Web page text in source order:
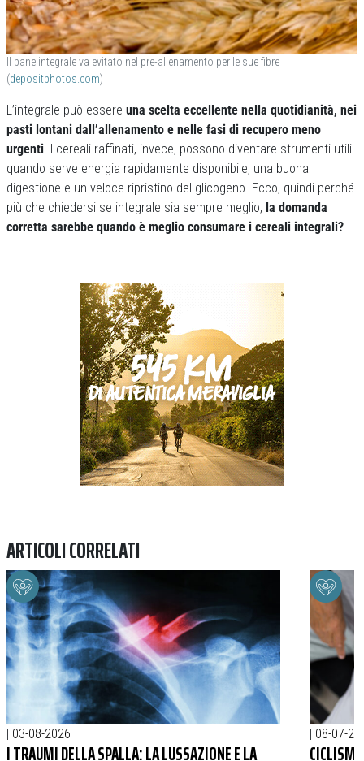
Il pane integrale va evitato nel pre-allenamento per le sue fibre
(depositphotos.com)
L’integrale può essere una scelta eccellente nella quotidianità, nei
pasti lontani dall’allenamento e nelle fasi di recupero meno
urgenti. I cereali raffinati, invece, possono diventare strumenti utili
quando serve energia rapidamente disponibile, una buona
digestione e un veloce ripristino del glicogeno. Ecco, quindi perché
più che chiedersi se integrale sia sempre meglio, la domanda
corretta sarebbe quando è meglio consumare i cereali integrali?
Previous
ARTICOLI CORRELATI
| 03-08-2026
I TRAUMI DELLA SPALLA: LA LUSSAZIONE E LA
| 08-07-